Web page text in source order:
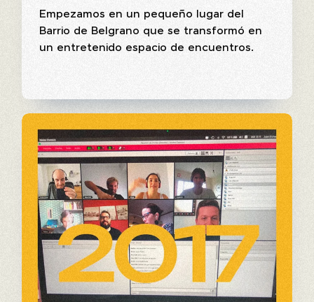
Empezamos en un pequeño lugar del
Barrio de Belgrano que se transformó en
un entretenido espacio de encuentros.